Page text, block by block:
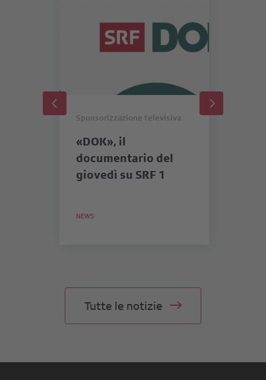
Sponsorizzazione televisiva
«DOK», il
documentario del
giovedì su SRF 1
NEWS
Tutte le notizie